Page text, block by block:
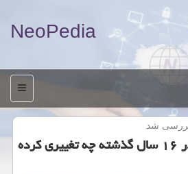
NeoPedia
منو
شد
آلودگی هوای تهران در ۱۶ سال گذشته چه تغییری كرده